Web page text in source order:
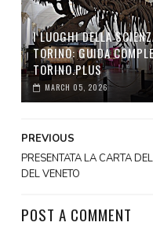
I LUOGHI DELLA
TORINO: GUIDA
TORINO.PLUS
MARCH 05, 2026
PREVIOUS
PRESENTATA LA CARTA
DEL VENETO
POST A COMMENT